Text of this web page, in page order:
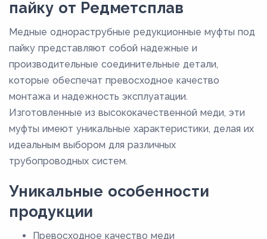
пайку от Редметсплав
Медные однораструбные редукционные муфты под
пайку представляют собой надежные и
производительные соединительные детали,
которые обеспечат превосходное качество
монтажа и надежность эксплуатации.
Изготовленные из высококачественной меди, эти
муфты имеют уникальные характеристики, делая их
идеальным выбором для различных
трубопроводных систем.
Уникальные особенности
продукции
Превосходное качество меди